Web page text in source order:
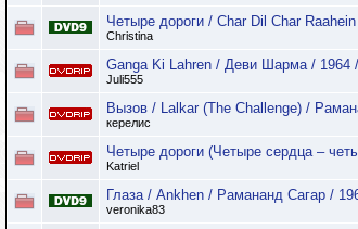
Четыре дороги / Char Dil Char
Christina
Ganga Ki Lahren / Деви Шарма / 1964
Juli555
Вызов / Lalkar (The Challenge) /
керелис
Четыре дороги (Четыре сердца –
Katriel
Глаза / Ankhen / Рамананд Сагар /
veronika83